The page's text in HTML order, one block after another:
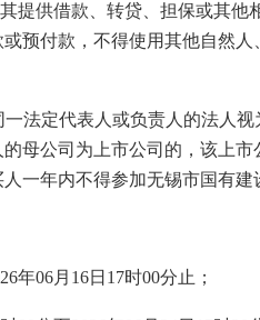
提供借款、转贷、担保或其他
预付款，不得使用其他自然
法定代表人或负责人的法人
母公司为上市公司的，该上
一年内不得参加无锡市国有建
年06月16日17时00分止；